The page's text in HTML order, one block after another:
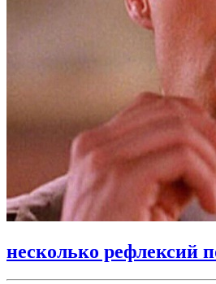
несколько рефлексий